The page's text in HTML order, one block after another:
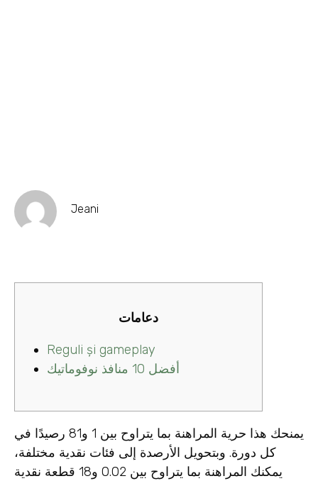
Jeani
دعامات
Reguli și gameplay
أفضل 10 منافذ نوفوماتيك
يمنحك هذا حرية المراهنة بما يتراوح بين 1 و81 رصيدًا في
كل دورة. وبتحويل الأرصدة إلى فئات نقدية مختلفة،
يمكنك المراهنة بما يتراوح بين 0.02 و18 قطعة نقدية